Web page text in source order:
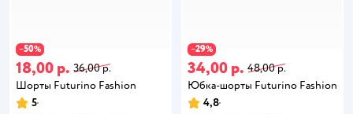
−50%
18,00 р. 36,00 р.
Шорты Futurino Fashion
5
−29%
34,00 р. 48,00 р.
Юбка-шорты Futurino Fashion
4,8